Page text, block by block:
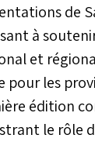
de
à
et
les
édition
le rôle